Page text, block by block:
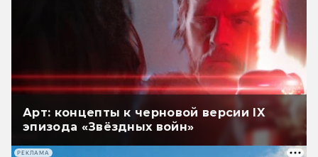
Арт: концепты к черновой версии IX
эпизода «Звёздных войн»
РЕКЛАМА